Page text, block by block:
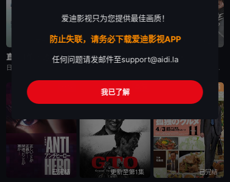
更新至第4集
直到T恤干透
更新至第5集
一次元的扦插 杀手妈咪
日剧《杀手妈咪》又名：主妇杀手,有夫之妇杀手,Married Woman Killer,A Bona Fide Killer,유부녀 킬러，讲述了：改编自同名漫画。35岁的俞宝娜过着相夫教子的普通生活
已完结 更新至第1集
剧情
已完结
爱迪影视只为您提供最佳画质！
防止失联，请务必下载爱迪影视APP
任何问题请发邮件至support@aidi.la
我已了解